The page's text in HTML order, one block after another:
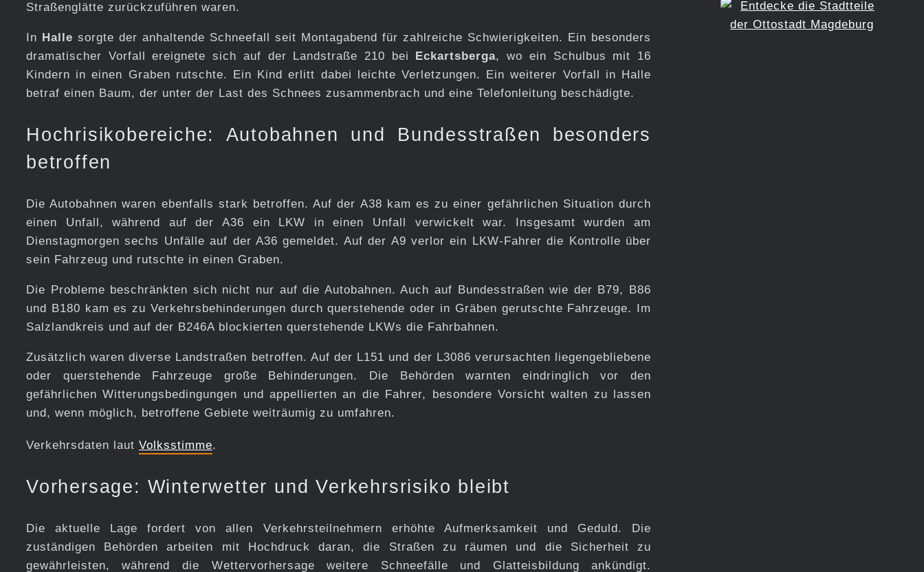
Straßenglätte zurückzuführen waren.
In Halle sorgte der anhaltende Schneefall seit Montagabend für zahlreiche Schwierigkeiten. Ein besonders
dramatischer Vorfall ereignete sich auf der Landstraße 210 bei Eckartsberga, wo ein Schulbus mit 16
Kindern in einen Graben rutschte. Ein Kind erlitt dabei leichte Verletzungen. Ein weiterer Vorfall in Halle
betraf einen Baum, der unter der Last des Schnees zusammenbrach und eine Telefonleitung beschädigte.
Hochrisikobereiche: Autobahnen und Bundesstraßen besonders
betroffen
Die Autobahnen waren ebenfalls stark betroffen. Auf der A38 kam es zu einer gefährlichen Situation durch
einen Unfall, während auf der A36 ein LKW in einen Unfall verwickelt war. Insgesamt wurden am
Dienstagmorgen sechs Unfälle auf der A36 gemeldet. Auf der A9 verlor ein LKW-Fahrer die Kontrolle über
sein Fahrzeug und rutschte in einen Graben.
Die Probleme beschränkten sich nicht nur auf die Autobahnen. Auch auf Bundesstraßen wie der B79, B86
und B180 kam es zu Verkehrsbehinderungen durch querstehende oder in Gräben gerutschte Fahrzeuge. Im
Salzlandkreis und auf der B246A blockierten querstehende LKWs die Fahrbahnen.
Zusätzlich waren diverse Landstraßen betroffen. Auf der L151 und der L3086 verursachten liegengebliebene
oder querstehende Fahrzeuge große Behinderungen. Die Behörden warnten eindringlich vor den
gefährlichen Witterungsbedingungen und appellierten an die Fahrer, besondere Vorsicht walten zu lassen
und, wenn möglich, betroffene Gebiete weiträumig zu umfahren.
Verkehrsdaten laut Volksstimme.
Vorhersage: Winterwetter und Verkehrsrisiko bleibt
Die aktuelle Lage fordert von allen Verkehrsteilnehmern erhöhte Aufmerksamkeit und Geduld. Die
zuständigen Behörden arbeiten mit Hochdruck daran, die Straßen zu räumen und die Sicherheit zu
gewährleisten, während die Wettervorhersage weitere Schneefälle und Glatteisbildung ankündigt.